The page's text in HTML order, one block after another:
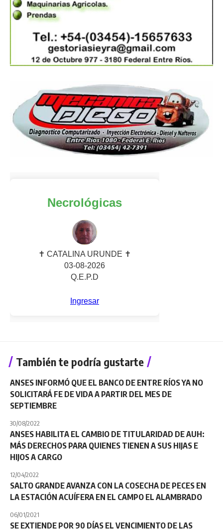
También te podría gustarte
ANSES INFORMÓ QUE EL BANCO DE ENTRE RÍOS YA NO
SOLICITARÁ FE DE VIDA A PARTIR DEL MES DE
SEPTIEMBRE
30/08/2022
ANSES HABILITA EL CAMBIO DE TITULARIDAD DE AUH:
MÁS DERECHOS PARA QUIENES TIENEN A SUS HIJAS E
HIJOS A CARGO
12/04/2022
SALTO GRANDE AVANZA CON LA COSECHA DE PECES EN
LA ESTACIÓN ACUÍFERA EN EL CAMPO EL ALAMBRADO
06/01/2021
SE EXTIENDE POR 90 DÍAS EL VENCIMIENTO DE LAS